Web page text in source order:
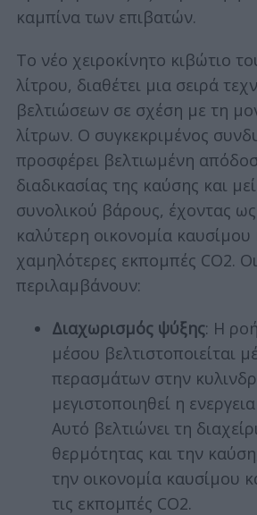
καμπίνα των επιβατών.
Το νέο χειροκίνητο κιβώτιο
λίτρου, διαθέτει μια σειρά
βελτιώσεων σε σχέση με τη
λίτρων. Ο συγκεκριμένος
προσφέρει βελτιωμένη
διαδικασίας της καύσης και
συνολικού βάρους, έχοντας
καλύτερη οικονομία καυσίμου
χαμηλότερες εκπομπές CO2.
περιλαμβάνουν:
Διαχωρισμός ψύξης: Η
μέσου βελτιστοποιείται
περασμάτων στην
μεγιστοποιηθεί η
Αυτό βελτιώνει τη
θερμότητας και την
την οικονομία καυσίμου
τις εκπομπές CO2.